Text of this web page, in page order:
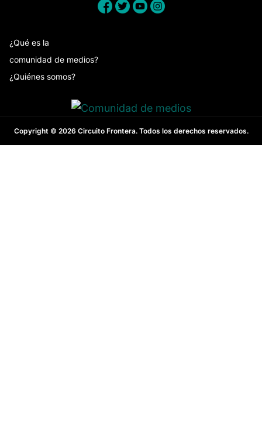
¿Qué es la
comunidad de medios?
¿Quiénes somos?
Copyright © 2026 Circuito Frontera. Todos los derechos reservados.